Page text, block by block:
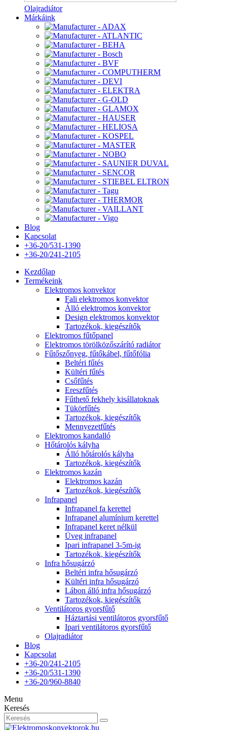
Olajradiátor
Márkáink
Blog
Kapcsolat
+36-20/531-1390
+36-20/241-2105
Kezdőlap
Termékeink
Elektromos konvektor
Fali elektromos konvektor
Álló elektromos konvektor
Design elektromos konvektor
Tartozékok, kiegészítők
Elektromos fűtőpanel
Elektromos törölközőszárító radiátor
Fűtőszőnyeg, fűtőkábel, fűtőfólia
Beltéri fűtés
Kültéri fűtés
Csőfűtés
Ereszfűtés
Fűthető fekhely kisállatoknak
Tükörfűtés
Tartozékok, kiegészítők
Mennyezetfűtés
Elektromos kandalló
Hőtárolós kályha
Álló hőtárolós kályha
Tartozékok, kiegészítők
Elektromos kazán
Elektromos kazán
Tartozékok, kiegészítők
Infrapanel
Infrapanel fa kerettel
Infrapanel alumínium kerettel
Infrapanel keret nélkül
Üveg infrapanel
Ipari infrapanel 3-5m-ig
Tartozékok, kiegészítők
Infra hősugárzó
Beltéri infra hősugárzó
Kültéri infra hősugárzó
Lábon álló infra hősugárzó
Tartozékok, kiegészítők
Ventilátoros gyorsfűtő
Háztartási ventilátoros gyorsfűtő
Ipari ventilátoros gyorsfűtő
Olajradiátor
Blog
Kapcsolat
+36-20/241-2105
+36-20/531-1390
+36-20/960-8840
Menu
Keresés